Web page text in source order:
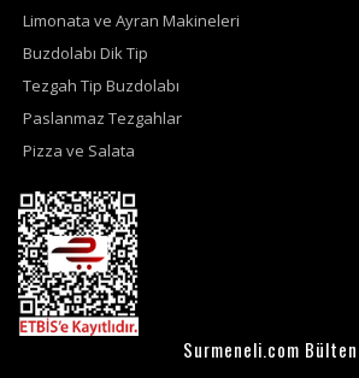
Limonata ve Ayran Makineleri
Buzdolabı Dik Tip
Tezgah Tip Buzdolabı
Paslanmaz Tezgahlar
Pizza ve Salata
Surmeneli.com Bülten